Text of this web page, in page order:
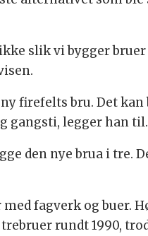
slik vi bygger
firefelts bru. Det
gangsti, legger han til.
den nye brua i tre.
fagverk og buer.
rundt 1990,